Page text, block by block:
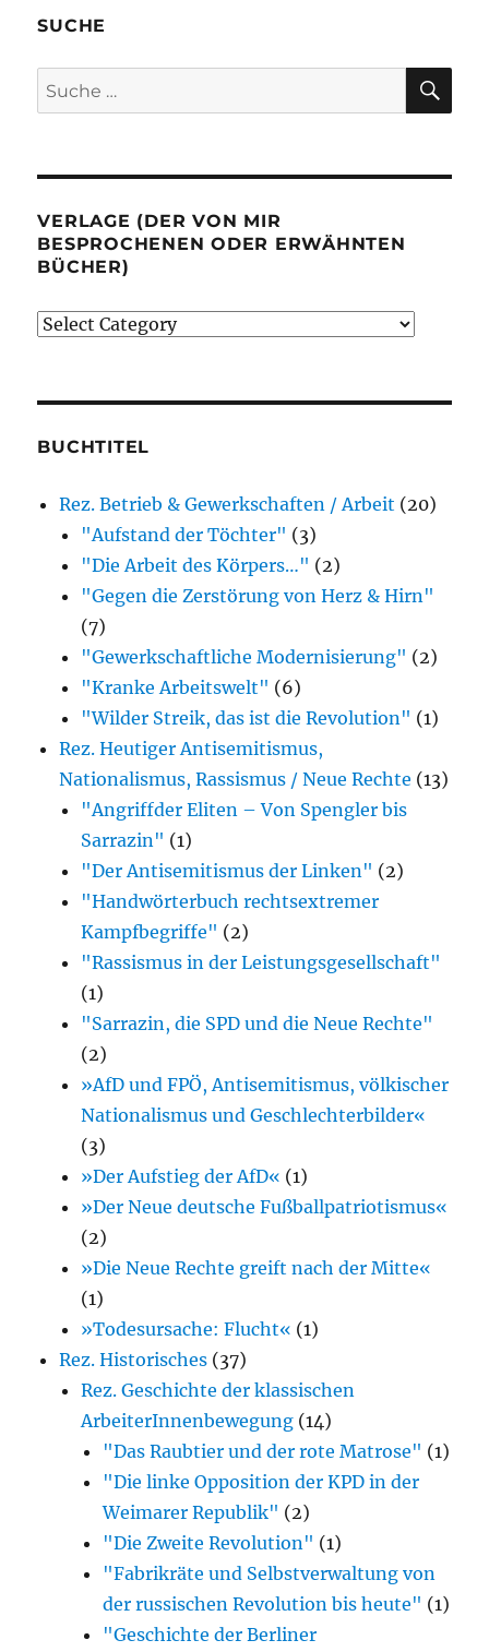
SUCHE
Suche
nach:
VERLAGE (DER VON MIR
BESPROCHENEN ODER ERWÄHNTEN
BÜCHER)
Verlage
besprochenen
erwähnten
Bücher)
BUCHTITEL
Rez. Betrieb & Gewerkschaften / Arbeit (20)
"Aufstand der Töchter" (3)
"Die Arbeit des Körpers…" (2)
"Gegen die Zerstörung von Herz & Hirn"
(7)
"Gewerkschaftliche Modernisierung" (2)
"Kranke Arbeitswelt" (6)
"Wilder Streik, das ist die Revolution" (1)
Rez. Heutiger Antisemitismus,
Nationalismus, Rassismus / Neue Rechte (13)
"Angriffder Eliten – Von Spengler bis
Sarrazin" (1)
"Der Antisemitismus der Linken" (2)
"Handwörterbuch rechtsextremer
Kampfbegriffe" (2)
"Rassismus in der Leistungsgesellschaft"
(1)
"Sarrazin, die SPD und die Neue Rechte"
(2)
»AfD und FPÖ, Antisemitismus, völkischer
Nationalismus und Geschlechterbilder«
(3)
»Der Aufstieg der AfD« (1)
»Der Neue deutsche Fußballpatriotismus«
(2)
»Die Neue Rechte greift nach der Mitte«
(1)
»Todesursache: Flucht« (1)
Rez. Historisches (37)
Rez. Geschichte der klassischen
ArbeiterInnenbewegung (14)
"Das Raubtier und der rote Matrose" (1)
"Die linke Opposition der KPD in der
Weimarer Republik" (2)
"Die Zweite Revolution" (1)
"Fabrikräte und Selbstverwaltung von
der russischen Revolution bis heute" (1)
"Geschichte der Berliner